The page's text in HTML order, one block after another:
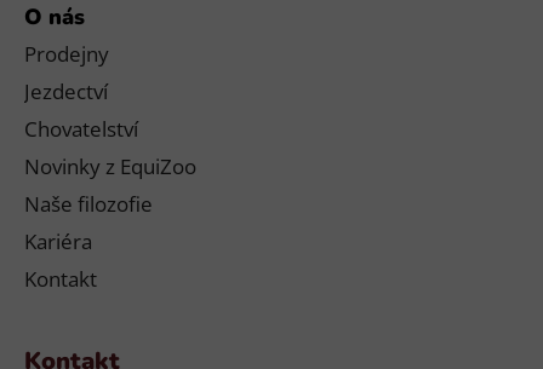
O nás
Prodejny
Jezdectví
Chovatelství
Novinky z EquiZoo
Naše filozofie
Kariéra
Kontakt
Kontakt